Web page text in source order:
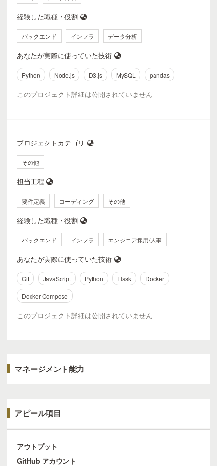
経験した職種・役割
バックエンド インフラ データ分析
あなたが実際に使っていた技術
Python Node.js D3.js MySQL pandas
このプロジェクト詳細は公開されていません
プロジェクトカテゴリ
その他
担当工程
要件定義 コーディング その他
経験した職種・役割
バックエンド インフラ エンジニア採用/人事
あなたが実際に使っていた技術
Git JavaScript Python Flask Docker
Docker Compose
このプロジェクト詳細は公開されていません
マネージメント能力
アピール項目
アウトプット
GitHub アカウント